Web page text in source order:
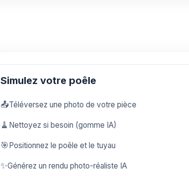
Simulez votre poêle
📤Téléversez une photo de votre pièce
🧹 Nettoyez si besoin (gomme IA)
🎯Positionnez le poêle et le tuyau
✨Générez un rendu photo-réaliste IA